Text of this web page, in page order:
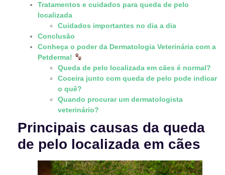
Tratamentos e cuidados para queda de pelo
localizada
Cuidados importantes no dia a dia
Conclusão
Conheça o poder da Dermatologia Veterinária com a
Petderma!
Queda de pelo localizada em cães é normal?
Coceira junto com queda de pelo pode indicar
o quê?
Quando procurar um dermatologista
veterinário?
Principais causas da queda
de pelo localizada em cães